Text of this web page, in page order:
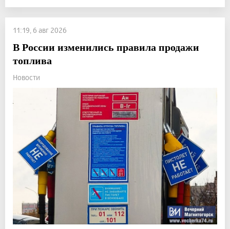
11:19, 6 авг 2026
В России изменились правила продажи
топлива
Новости